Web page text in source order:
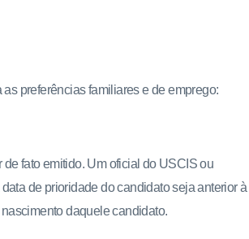
preferências familiares e de emprego:
fato emitido. Um oficial do USCIS ou
de prioridade do candidato seja anterior à
daquele candidato.